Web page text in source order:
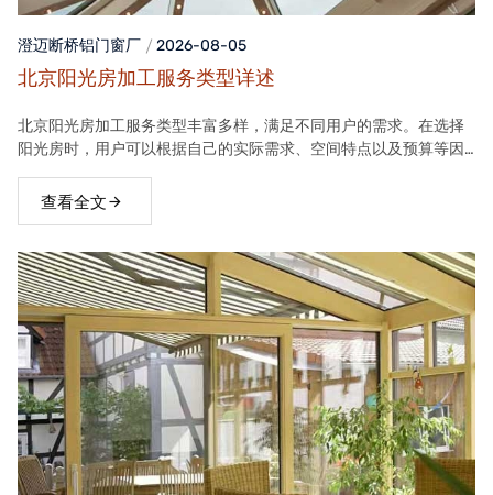
澄迈断桥铝门窗厂 2026-08-05
北京阳光房加工服务类型详述
北京阳光房加工服务类型丰富多样，满足不同用户的需求。在选择
阳光房时，用户可以根据自己的实际需求、空间特点以及预算等因
查看全文